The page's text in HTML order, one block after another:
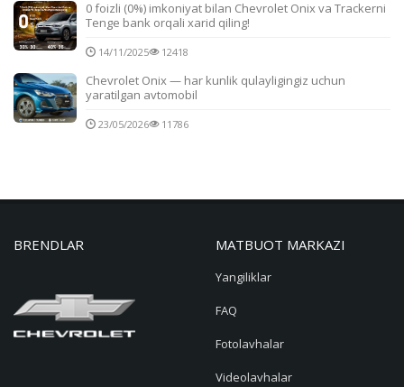
0 foizli (0%) imkoniyat bilan Chevrolet Onix va Trackerni
Tenge bank orqali xarid qiling!
14/11/2025 12418
Chevrolet Onix — har kunlik qulayligingiz uchun
yaratilgan avtomobil
23/05/2026 11786
BRENDLAR MATBUOT MARKAZI
Yangiliklar
FAQ
Fotolavhalar
Videolavhalar